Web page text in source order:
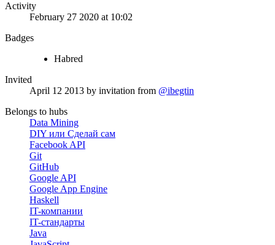
Activity
February 27 2020 at 10:02
Badges
Habred
Invited
April 12 2013 by invitation from @ibegtin
Belongs to hubs
Data Mining
DIY или Сделай сам
Facebook API
Git
GitHub
Google API
Google App Engine
Haskell
IT-компании
IT-стандарты
Java